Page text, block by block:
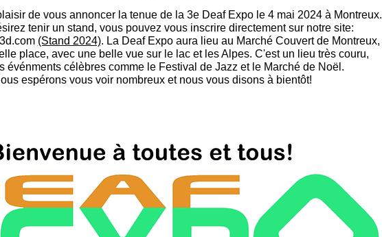
de vous annoncer la tenue de la 3e Deaf Expo le 4 mai 2024 à Montreux.
tenir un stand, vous pouvez vous inscrire directement sur notre site:
(Stand 2024). La Deaf Expo aura lieu au Marché Couvert de Montreux,
place, avec une belle vue sur le lac et les Alpes. C'est un lieu très couru,
événments célèbres comme le Festival de Jazz et le Marché de Noël.
espérons vous voir nombreux et nous vous disons à bientôt!